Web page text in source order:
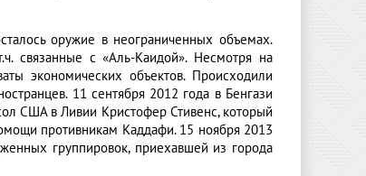
оружие в неограниченных объемах.
связанные с «Аль-Каидой». Несмотря на
экономических объектов. Происходили
11 сентября 2012 года в Бенгази
США в Ливии Кристофер Стивенс, который
противникам Каддафи. 15 ноября 2013
группировок, приехавшей из города